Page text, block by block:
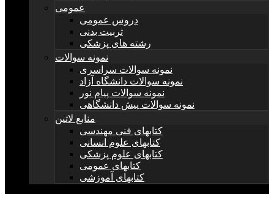
عمومی
دروس عمومی
تربیت بدنی
رشته های پزشکی
نمونه سوالات
نمونه سوالات سراسری
نمونه سوالات دانشگاه آزاد
نمونه سوالات پیام نور
نمونه سوالات پیش دانشگاهی
منابع لاتین
کتابهای فنی مهندسی
کتابهای علوم انسانی
کتابهای علوم پزشکی
کتابهای عمومی
کتابهای آموزشی